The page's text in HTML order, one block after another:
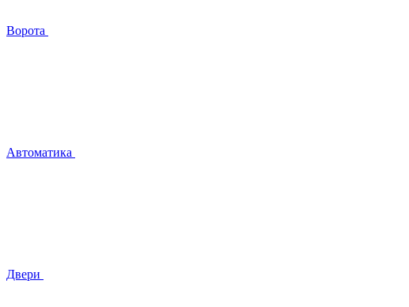
Ворота
Автоматика
Двери